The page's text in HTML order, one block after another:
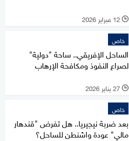
l 12 فبراير 2026
خاص
الساحل الإفريقي.. ساحة "دولية"
لصراع النفوذ ومكافحة الإرهاب
l 27 يناير 2026
خاص
بعد ضربة نيجيريا.. هل تفرض "قندهار
مالي" عودة واشنطن للساحل؟